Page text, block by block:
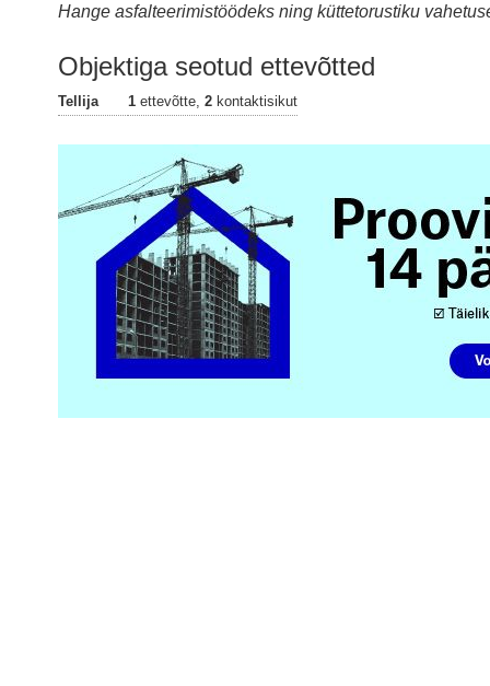
Hange asfalteerimistöödeks ning küttetorustiku
Objektiga seotud ettevõtted
Tellija 1 ettevõtte,2 kontaktisikut